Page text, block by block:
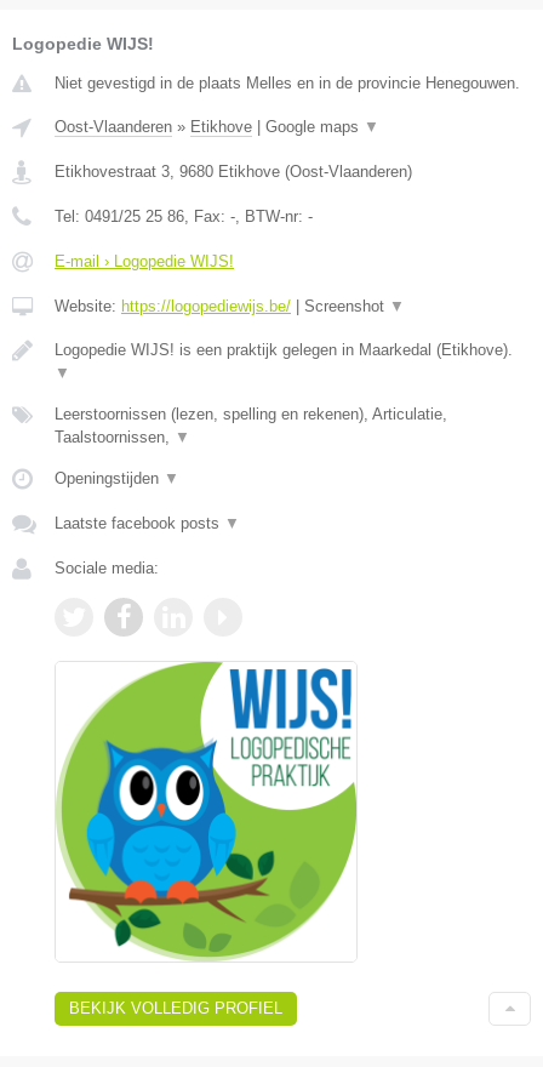
Logopedie WIJS!
Niet gevestigd in de plaats Melles en in de provincie Henegouwen.
Oost-Vlaanderen » Etikhove Google maps ▼
Etikhovestraat 3, 9680 Etikhove (Oost-Vlaanderen)
Tel: 0491/25 25 86, Fax: -, BTW-nr: -
E-mail › Logopedie WIJS!
Website: https://logopediewijs.be/ Screenshot ▼
Logopedie WIJS! is een praktijk gelegen in Maarkedal (Etikhove).
▼
Leerstoornissen (lezen, spelling en rekenen), Articulatie,
Taalstoornissen, ▼
Openingstijden ▼
Laatste facebook posts ▼
Sociale media:
BEKIJK VOLLEDIG PROFIEL